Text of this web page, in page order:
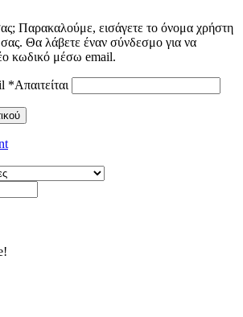
Παρακαλούμε, εισάγετε το όνομα χρήστη
Θα λάβετε έναν σύνδεσμο για να
κωδικό μέσω email.
*Απαιτείται